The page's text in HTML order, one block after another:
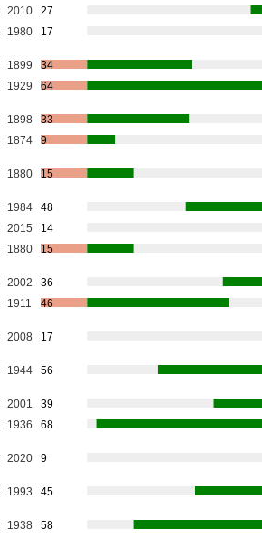
2010
27
1980 17
1899
34
1929 64
1898
33
1874 9
1880 15
1984
48
2015
14
1880 15
2002
36
1911 46
2008 17
1944 56
2001
39
1936 68
2020 9
1993 45
1938
58